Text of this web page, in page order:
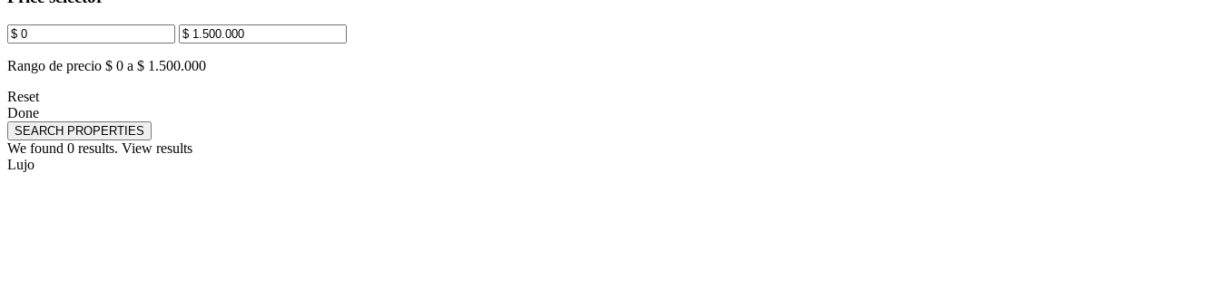
Rango de precio $ 0 a $ 1.500.000
Reset
Done
SEARCH PROPERTIES
We found 0 results. View results
Lujo